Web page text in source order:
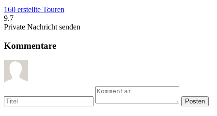
160 erstellte Touren
9.7
Private Nachricht senden
Kommentare